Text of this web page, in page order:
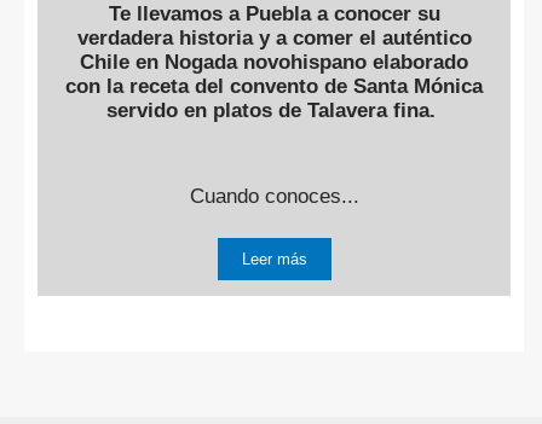
Te llevamos a Puebla a conocer su
verdadera historia y a comer el auténtico
Chile en Nogada novohispano elaborado
con la receta del convento de Santa Mónica
servido en platos de Talavera fina.
Cuando conoces...
Leer más